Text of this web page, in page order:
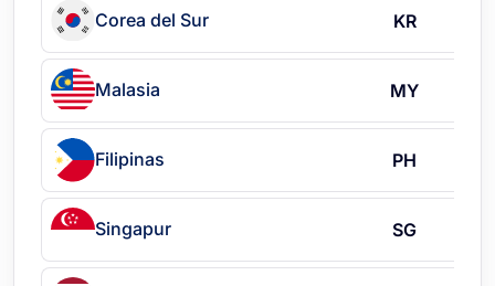
Corea del Sur KR
Malasia MY
Filipinas PH
Singapur SG